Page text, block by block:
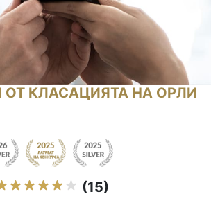
ОТ КЛАСАЦИЯТА НА ОРЛИ
(15)